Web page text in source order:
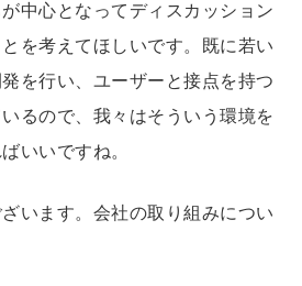
中心となってディスカッション
を考えてほしいです。既に若い
を行い、ユーザーと接点を持つ
るので、我々はそういう環境を
いいですね。
います。会社の取り組みについ